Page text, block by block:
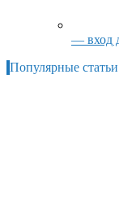
— вход
Популярные статьи